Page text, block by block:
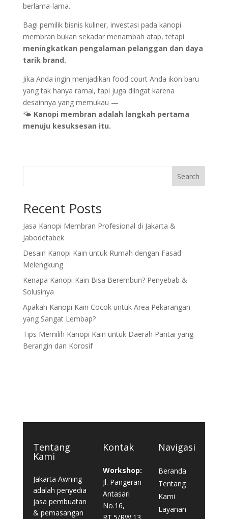
berlama-lama.
Bagi pemilik bisnis kuliner, investasi pada kanopi
membran bukan sekadar menambah atap, tetapi
meningkatkan pengalaman pelanggan dan daya
tarik brand.
Jika Anda ingin menjadikan food court Anda ikon baru
yang tak hanya ramai, tapi juga diingat karena
desainnya yang memukau —
🌤️ Kanopi membran adalah langkah pertama
menuju kesuksesan itu.
Search
Recent Posts
Jasa Kanopi Membran Profesional di Jakarta &
Jabodetabek
Desain Kanopi Kain untuk Rumah dengan Fasad
Melengkung
Kenapa Kanopi Kain Bisa Berembun? Penyebab &
Solusinya
Apakah Kanopi Kain Cocok untuk Area Pekarangan
yang Sangat Lembap?
Tips Memilih Kanopi Kain untuk Daerah Pantai yang
Berangin dan Korosif
Tentang
Kami
Jakarta Awning
adalah penyedia
jasa pembuatan
& pemasangan
Kontak
Workshop:
Jl. Pangeran
Antasari
No.16,
Navigasi
Beranda
Tentang
Kami
Layanan